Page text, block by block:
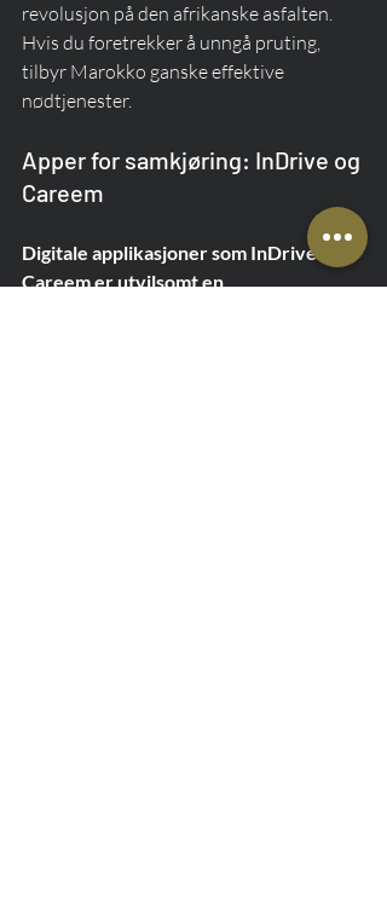
revolusjon på den afrikanske asfalten.
Hvis du foretrekker å unngå pruting,
tilbyr Marokko ganske effektive
nødtjenester.
Apper for samkjøring: InDrive og
Careem
Digitale applikasjoner som InDrive eller
Careem er utvilsomt en